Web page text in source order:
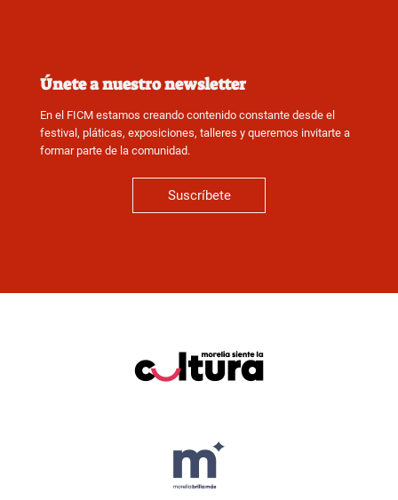
Únete a nuestro newsletter
En el FICM estamos creando contenido constante desde el
festival, pláticas, exposiciones, talleres y queremos invitarte a
formar parte de la comunidad.
Suscríbete